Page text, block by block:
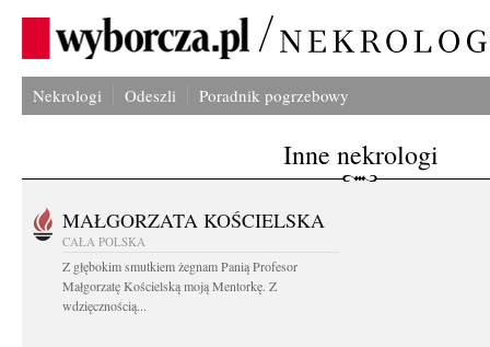
Nekrologi Odeszli Poradnik pogrzebowy
Inne nekrologi
MAŁGORZATA KOŚCIELSKA
CAŁA POLSKA
Z głębokim smutkiem żegnam Panią Profesor
Małgorzatę Kościelską moją Mentorkę. Z
wdzięcznością...